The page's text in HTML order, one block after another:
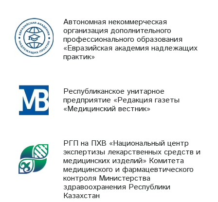
Автономная некоммерческая
организация дополнительного
профессионального образования
«Евразийская академия надлежащих
практик»
Республиканское унитарное
предприятие «Редакция газеты
«Медицинский вестник»
РГП на ПХВ «Национальный центр
экспертизы лекарственных средств и
медицинских изделий» Комитета
медицинского и фармацевтического
контроля Министерства
здравоохранения Республики
Казахстан